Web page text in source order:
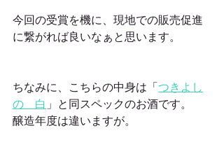
今回の受賞を機に、現地での販売促進
に繋がれば良いなぁと思います。
ちなみに、こちらの中身は「 つきよし
の　白 」と同スペックのお酒です。
醸造年度は違いますが。